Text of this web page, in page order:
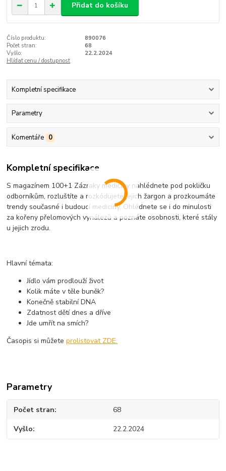
Přidat do košíku
Číslo produktu:
890076
Počet stran:
68
Vyšlo:
22.2.2024
Hlídat cenu / dostupnost
Kompletní specifikace
Parametry
Komentáře 0
Kompletní specifikace
S magazínem 100+1 Zázraky medicíny nahlédnete pod pokličku
odborníkům, rozluštíte a rozkódujete jejich žargon a prozkoumáte
trendy současné i budoucí medicíny. Ohlédnete se i do minulosti
za kořeny přelomových vynálezů a poznáte osobnosti, které stály
u jejich zrodu.
Hlavní témata:
Jídlo vám prodlouží život
Kolik máte v těle buněk?
Konečně stabilní DNA
Zdatnost dětí dnes a dříve
Jde umřít na smích?
Časopis si můžeteprolistovat ZDE.
Parametry
Počet stran 68
Vyšlo 22.2.2024